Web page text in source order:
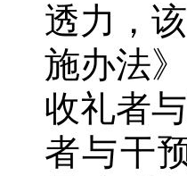
透力，
施办法
收礼者
者与干